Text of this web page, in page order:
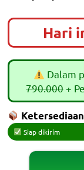
Hari
Dalam
790.000 +
Ketersediaan
Siap dikirim